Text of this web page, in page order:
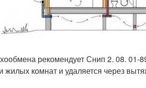
рекомендует Снип 2. 08. 01-
жилых комнат и удаляется через